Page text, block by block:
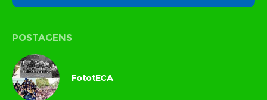
POSTAGENS
FototECA